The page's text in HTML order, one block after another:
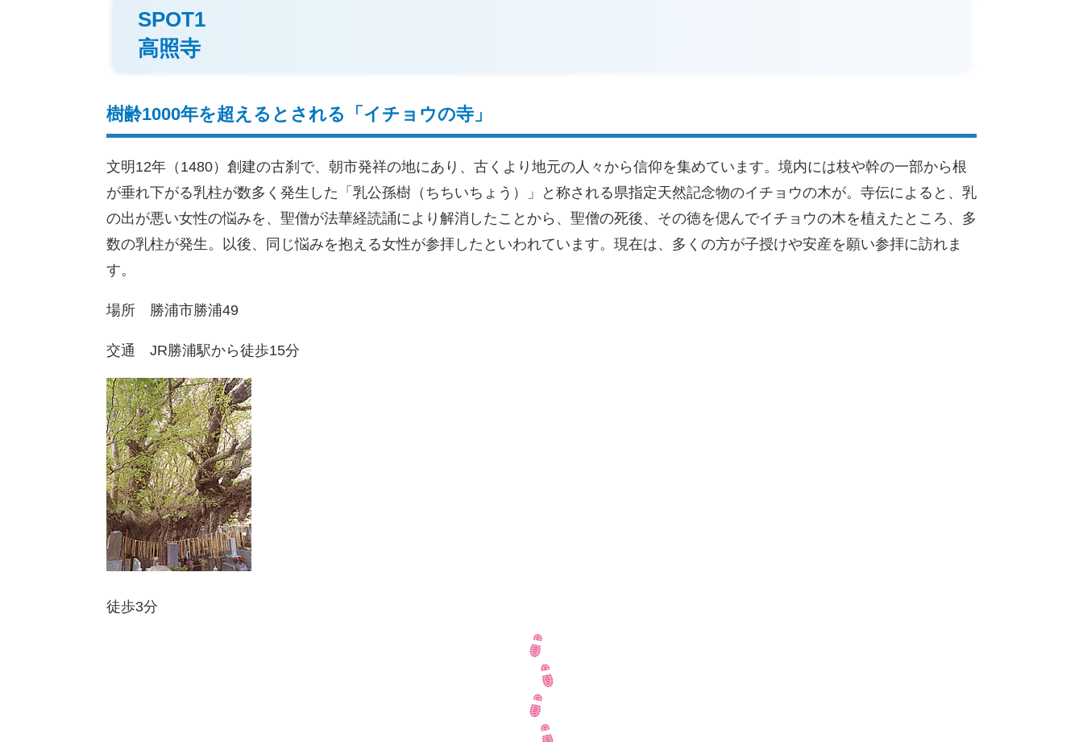
SPOT1
高照寺
樹齢1000年を超えるとされる「イチョウの寺」​
文明12年（1480）創建の古刹で、朝市発祥の地にあり、古くより地元の人々から信仰を集めています。境内には枝や幹の一部から根
が垂れ下がる乳柱が数多く発生した「乳公孫樹（ちちいちょう）」と称される県指定天然記念物のイチョウの木が。寺伝によると、乳
の出が悪い女性の悩みを、聖僧が法華経読誦により解消したことから、聖僧の死後、その徳を偲んでイチョウの木を植えたところ、多
数の乳柱が発生。以後、同じ悩みを抱える女性が参拝したといわれています。現在は、多くの方が子授けや安産を願い参拝に訪れま
す。
​場所 勝浦市勝浦49
交通 JR勝浦駅から徒歩15分
徒歩3分